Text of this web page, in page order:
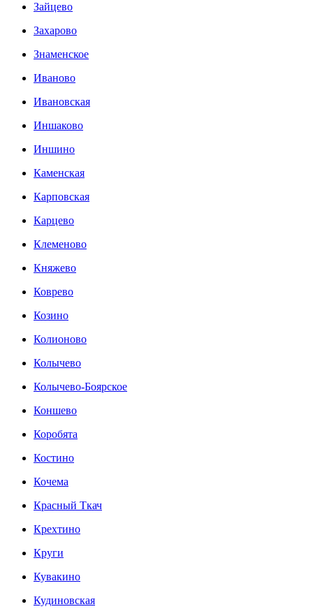
Зайцево
Захарово
Знаменское
Иваново
Ивановская
Иншаково
Иншино
Каменская
Карповская
Карцево
Клеменово
Княжево
Коврево
Козино
Колионово
Колычево
Колычево-Боярское
Коншево
Коробята
Костино
Кочема
Красный Ткач
Крехтино
Круги
Кувакино
Кудиновская